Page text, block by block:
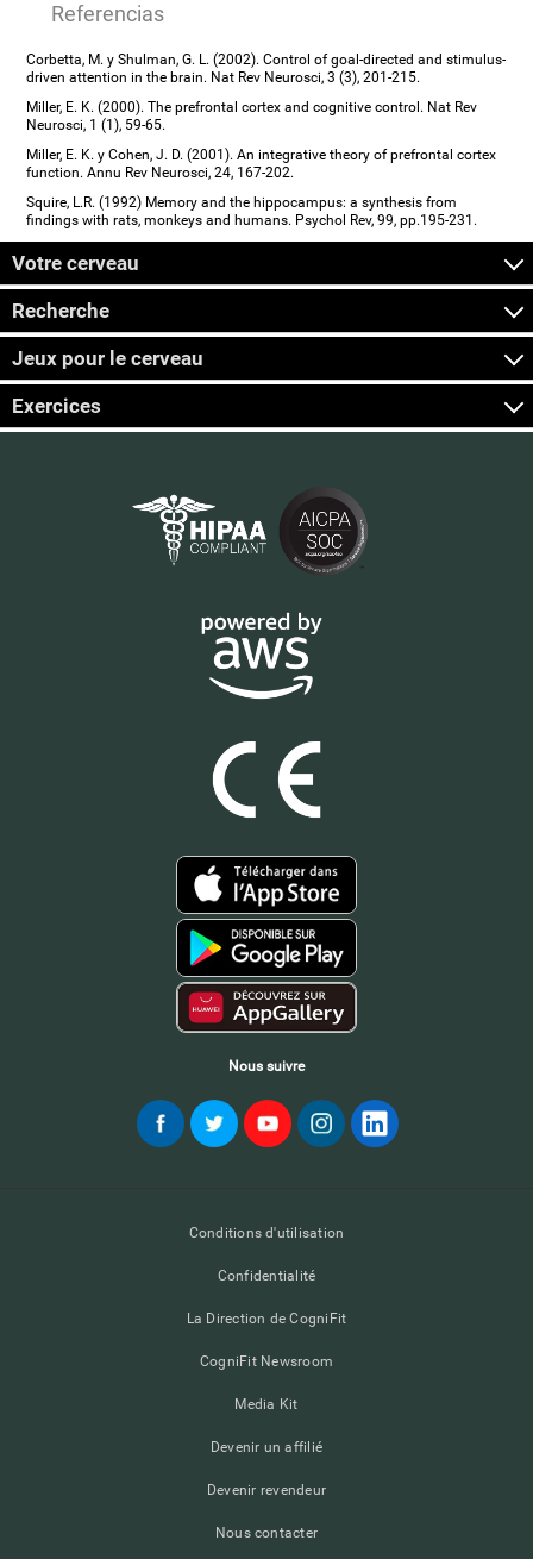
Referencias
Corbetta, M. y Shulman, G. L. (2002). Control of goal-directed and stimulus-
driven attention in the brain. Nat Rev Neurosci, 3 (3), 201-215.
Miller, E. K. (2000). The prefrontal cortex and cognitive control. Nat Rev
Neurosci, 1 (1), 59-65.
Miller, E. K. y Cohen, J. D. (2001). An integrative theory of prefrontal cortex
function. Annu Rev Neurosci, 24, 167-202.
Squire, L.R. (1992) Memory and the hippocampus: a synthesis from
findings with rats, monkeys and humans. Psychol Rev, 99, pp.195-231.
Votre cerveau
Recherche
Jeux pour le cerveau
Exercices
Nous suivre
Conditions d'utilisation
Confidentialité
La Direction de CogniFit
CogniFit Newsroom
Media Kit
Devenir un affilié
Devenir revendeur
Nous contacter